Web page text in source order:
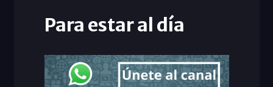
Para estar al día